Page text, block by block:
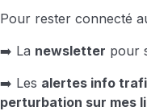
Pour rester connecté
➡️ La newsletter pour
➡️ Les alertes info
perturbation sur mes